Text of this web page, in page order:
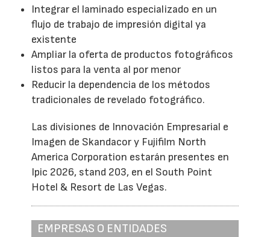
Integrar el laminado especializado en un
flujo de trabajo de impresión digital ya
existente
Ampliar la oferta de productos fotográficos
listos para la venta al por menor
Reducir la dependencia de los métodos
tradicionales de revelado fotográfico.
Las divisiones de Innovación Empresarial e
Imagen de Skandacor y Fujifilm North
America Corporation estarán presentes en
Ipic 2026, stand 203, en el South Point
Hotel & Resort de Las Vegas.
EMPRESAS O ENTIDADES